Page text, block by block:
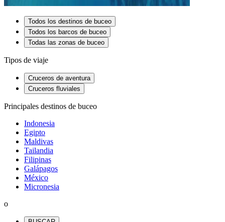
Todos los destinos de buceo
Todos los barcos de buceo
Todas las zonas de buceo
Tipos de viaje
Cruceros de aventura
Cruceros fluviales
Principales destinos de buceo
Indonesia
Egipto
Maldivas
Tailandia
Filipinas
Galápagos
México
Micronesia
o